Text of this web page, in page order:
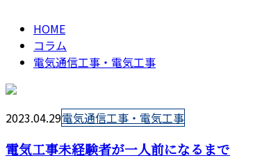
HOME
コラム
電気通信工事・電気工事
2023.04.29電気通信工事・電気工事
電気工事未経験者が一人前になるまで